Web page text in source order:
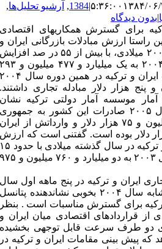
۰۶/۲۹ |
1384
, آرشیو تحلیل‌ها,
|بدون دیدگاه
برای گسترش همکاریهای اقتصادی
راستا ارزش مبادلات بازرگانی ایران و
ترکیه در پنج ماه اول سال ۲۰۰۵ میلادی، با بیش از ۵۵ در صد افزایش
نسبت به دوره مشابه سال ۲۰۰۴ به یک میلیارد و ۴۷۷ میلیون و ۲۹۳
هزار دلار رسید. گفتنی است ایران و ترکیه در همین دوره سال ۲۰۰۴
۹۵۳ میلیون و پنج هزار دلار مبادله تجاری داشتند.
موسسه آمار دولتی ترکیه نشان
می‌دهد فقط در ماه مه سال ۲۰۰۵ صادرات این کشور به جمهوری
اسلامی ایران معادل ۷۷ میلیون و ۷۵ هزار دلار و وارداتش از ایران
۲۷۵ میلیون و ۵۹۷ هزار دلار بوده است. گفتنی است که ارزش
کل مبادلات بازرگانی ایران و ترکیه در سال گذشته میلادی با حدود ۱۵
در صد افزایش نسبت به سال ۲۰۰۳ به دو میلیارد و ۷۶۰ میلیون و ۹۷۵
تجاری ایران و ترکیه در پنج ماهه اول سال
۲۰۰۵ در مقایسه با مدت مشابه سال ۲۰۰۴ بخوبی نشاندهنده پتانسل
ترکیه برای گسترش مناسبات است . بنظر
قراردادهای اقتصادی میان ایران و
دو طرف سرعت قابل توجهی بخشیده
پیش بینی مقامات ایران و ترکیه در